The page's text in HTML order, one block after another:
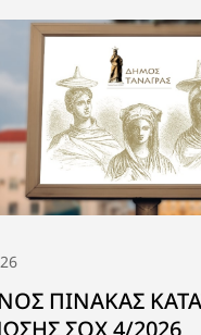
ΠΙΝΑΚΑΣ
ΣΟΧ 4/2026